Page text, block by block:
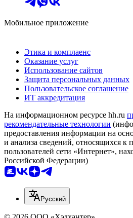
Мобильное приложение
Этика и комплаенс
Оказание услуг
Использование сайтов
Защита персональных данных
Пользовательское соглашение
ИТ аккредитация
На информационном ресурсе hh.ru
рекомендательные технологии
предоставления информации на
и анализа сведений, относящихся к
пользователей сети «Интернет»,
Российской Федерации)
Русский